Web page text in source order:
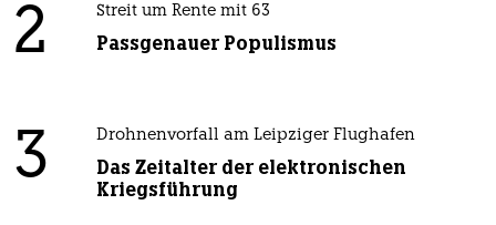
2 Streit um Rente mit 63
Passgenauer Populismus
3 Drohnenvorfall am Leipziger Flughafen
Das Zeitalter der elektronischen
Kriegsführung